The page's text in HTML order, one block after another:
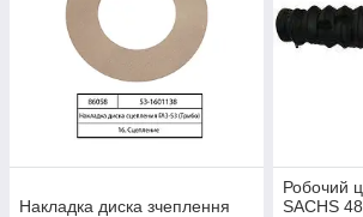
Накладка диска зчеплення
Робочий
SACHS